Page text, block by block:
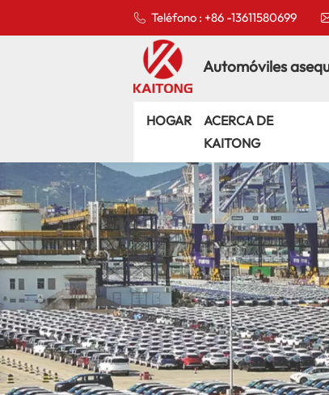
Teléfono : +86 -13611580699
Automóviles
HOGAR
ACERCA DE
KAITONG